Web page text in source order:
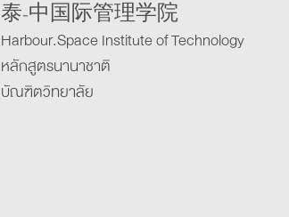
泰-中国际管理学院
Harbour.Space Institute of Technology
หลักสูตรนานาชาติ
บัณฑิตวิทยาลัย